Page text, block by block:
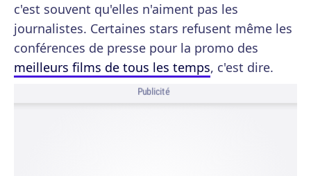
c'est souvent qu'elles n'aiment pas les
journalistes. Certaines stars refusent même les
conférences de presse pour la promo des
meilleurs films de tous les temps, c'est dire.
Publicité